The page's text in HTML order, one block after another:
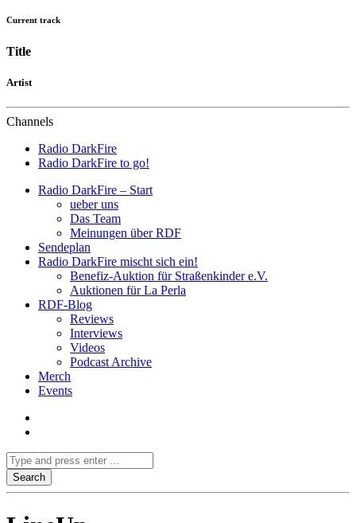
Current track
Title
Artist
Channels
Radio DarkFire
Radio DarkFire to go!
Radio DarkFire – Start
ueber uns
Das Team
Meinungen über RDF
Sendeplan
Radio DarkFire mischt sich ein!
Benefiz-Auktion für Straßenkinder e.V.
Auktionen für La Perla
RDF-Blog
Reviews
Interviews
Videos
Podcast Archive
Merch
Events